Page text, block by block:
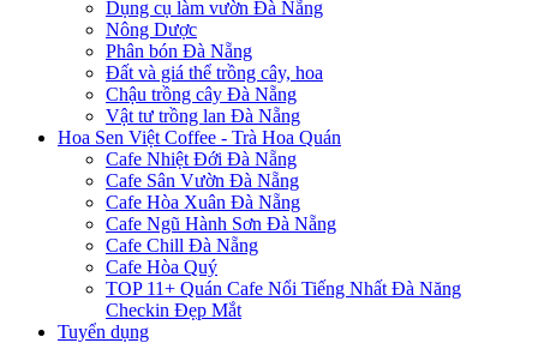
Dụng cụ làm vườn Đà Nẵng
Nông Dược
Phân bón Đà Nẵng
Đất và giá thể trồng cây, hoa
Chậu trồng cây Đà Nẵng
Vật tư trồng lan Đà Nẵng
Hoa Sen Việt Coffee - Trà Hoa Quán
Cafe Nhiệt Đới Đà Nẵng
Cafe Sân Vườn Đà Nẵng
Cafe Hòa Xuân Đà Nẵng
Cafe Ngũ Hành Sơn Đà Nẵng
Cafe Chill Đà Nẵng
Cafe Hòa Quý
TOP 11+ Quán Cafe Nổi Tiếng Nhất Đà Năng
Checkin Đẹp Mắt
Tuyển dụng